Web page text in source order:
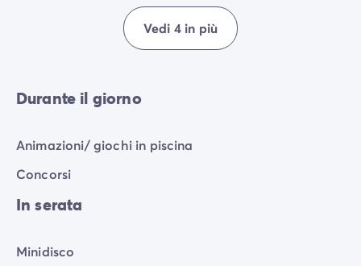
Vedi 4 in più
Durante il giorno
Animazioni/ giochi in piscina
Concorsi
In serata
Minidisco